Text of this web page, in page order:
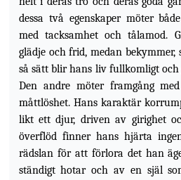
dessa två egenskaper möter
med tacksamhet och tålamod.
glädje och frid, medan bekymmer,
så sätt blir hans liv fullkomligt
Den andre möter framgång
måttlöshet. Hans karaktär
likt ett djur, driven av girighet
överflöd finner hans hjärta
rädslan för att förlora det han
ständigt hotar och av en själ